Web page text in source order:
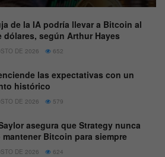
de la IA podría llevar a Bitcoin al
dólares, según Arthur Hayes
DE 2026 652
las expectativas con un
histórico
DE 2026 579
asegura que Strategy nunca
mantener Bitcoin para siempre
DE 2026 624